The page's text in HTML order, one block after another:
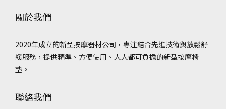
關於我們
2020年成立的新型按摩器材公司，專注結合先進技術與放鬆舒
緩服務，提供精準、方便使用、人人都可負擔的新型按摩椅
墊。
聯絡我們